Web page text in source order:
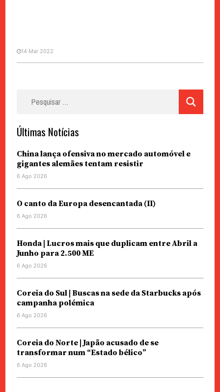
Tangerinas | Esta fruta, pequena
e singela, é uma das grandes
riquezas da área da Grande Baía
14 Mar 2022
Últimas Notícias
China lança ofensiva no mercado automóvel e
gigantes alemães tentam resistir
6 Ago 2026
O canto da Europa desencantada (II)
6 Ago 2026
Honda | Lucros mais que duplicam entre Abril a
Junho para 2.500 ME
6 Ago 2026
Coreia do Sul | Buscas na sede da Starbucks após
campanha polémica
6 Ago 2026
Coreia do Norte | Japão acusado de se
transformar num “Estado bélico”
6 Ago 2026